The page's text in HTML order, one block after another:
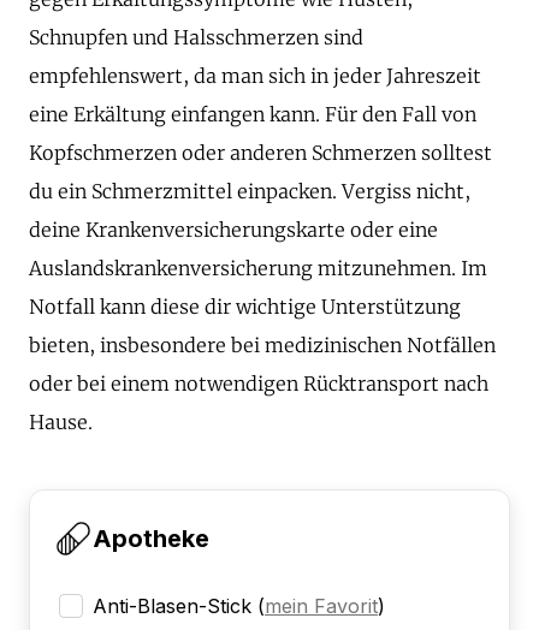
Schnupfen und Halsschmerzen sind
empfehlenswert, da man sich in jeder Jahreszeit
eine Erkältung einfangen kann. Für den Fall von
Kopfschmerzen oder anderen Schmerzen solltest
du ein Schmerzmittel einpacken. Vergiss nicht,
deine Krankenversicherungskarte oder eine
Auslandskrankenversicherung mitzunehmen. Im
Notfall kann diese dir wichtige Unterstützung
bieten, insbesondere bei medizinischen Notfällen
oder bei einem notwendigen Rücktransport nach
Hause.
Apotheke
Anti-Blasen-Stick (mein Favorit)